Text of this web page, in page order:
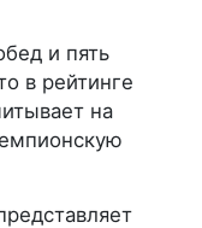
и пять
в рейтинге
на